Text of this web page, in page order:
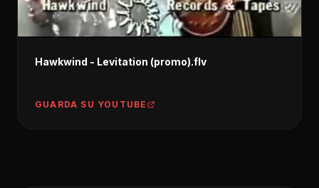
Hawkwind - Levitation (promo).flv
GUARDA SU YOUTUBE